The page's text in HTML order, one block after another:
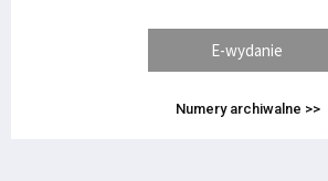
E-wydanie
Numery archiwalne >>